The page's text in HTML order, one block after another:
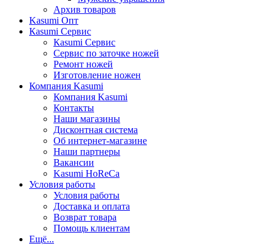
Архив товаров
Kasumi Опт
Кasumi Сервис
Кasumi Сервис
Сервис по заточке ножей
Ремонт ножей
Изготовление ножен
Компания Kasumi
Компания Kasumi
Контакты
Наши магазины
Дисконтная система
Об интернет-магазине
Наши партнеры
Вакансии
Kasumi HoReCa
Условия работы
Условия работы
Доставка и оплата
Возврат товара
Помощь клиентам
Ещё...